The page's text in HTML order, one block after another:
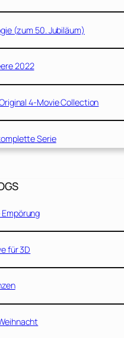
(zum 50. Jubiläum)
2022
4-Movie Collection
Serie
für 3D